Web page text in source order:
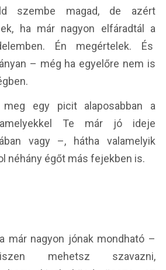
szembe magad, de azért
ha már nagyon elfáradtál a
Én megértelek. És
– még ha egyelőre nem is
meg egy picit alaposabban a
Te már jó ideje
vagy –, hátha valamelyik
néhány égőt más fejekben is.
már nagyon jónak mondható –
mehetsz szavazni,